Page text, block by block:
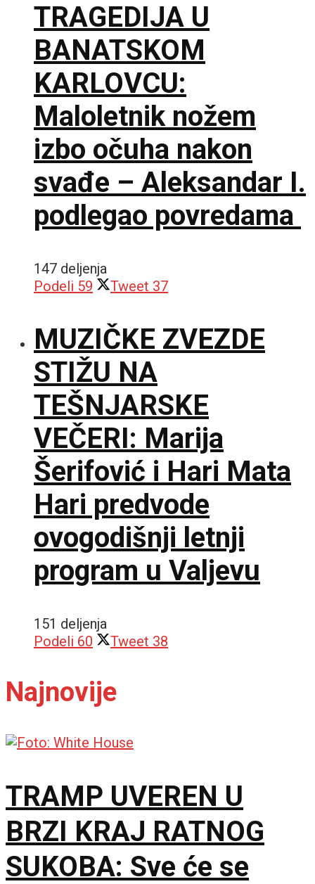
TRAGEDIJA U
BANATSKOM
KARLOVCU:
Maloletnik nožem
izbo očuha nakon
svađe – Aleksandar I.
podlegao povredama
147 deljenja
Podeli 59 Tweet 37
MUZIČKE ZVEZDE
STIŽU NA
TEŠNJARSKE
VEČERI: Marija
Šerifović i Hari Mata
Hari predvode
ovogodišnji letnji
program u Valjevu
151 deljenja
Podeli 60 Tweet 38
Najnovije
TRAMP UVEREN U
BRZI KRAJ RATNOG
SUKOBA: Sve će se